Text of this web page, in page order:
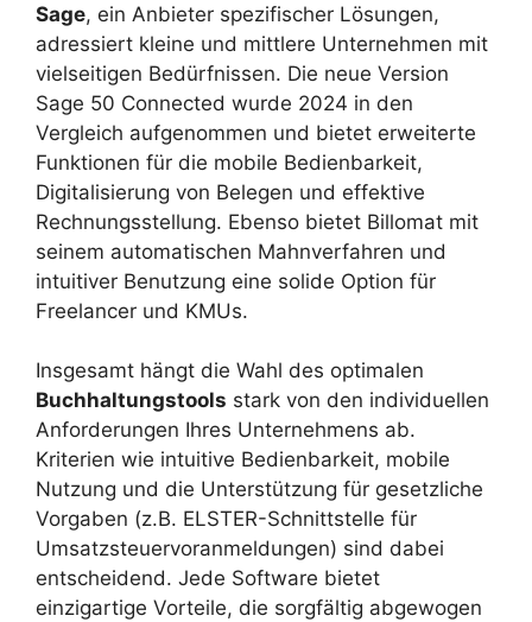
Sage, ein Anbieter spezifischer Lösungen,
adressiert kleine und mittlere Unternehmen mit
vielseitigen Bedürfnissen. Die neue Version
Sage 50 Connected wurde 2024 in den
Vergleich aufgenommen und bietet erweiterte
Funktionen für die mobile Bedienbarkeit,
Digitalisierung von Belegen und effektive
Rechnungsstellung. Ebenso bietet Billomat mit
seinem automatischen Mahnverfahren und
intuitiver Benutzung eine solide Option für
Freelancer und KMUs.
Insgesamt hängt die Wahl des optimalen
Buchhaltungstools stark von den individuellen
Anforderungen Ihres Unternehmens ab.
Kriterien wie intuitive Bedienbarkeit, mobile
Nutzung und die Unterstützung für gesetzliche
Vorgaben (z.B. ELSTER-Schnittstelle für
Umsatzsteuervoranmeldungen) sind dabei
entscheidend. Jede Software bietet
einzigartige Vorteile, die sorgfältig abgewogen